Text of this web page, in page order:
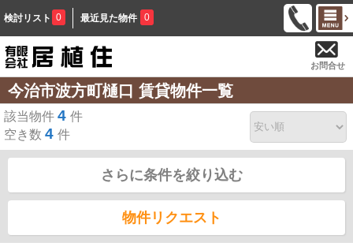
検討リスト 0 最近見た物件 0
お問合せ
今治市波方町樋口 賃貸物件一覧
該当物件 4 件
空き数 4 件
さらに条件を絞り込む
物件リクエスト